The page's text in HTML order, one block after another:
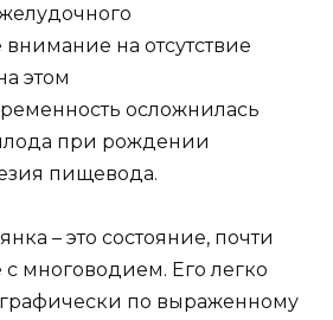
на отсутствие
этом
осложнилась
при рождении
пищевода.
– это состояние, почти
с многоводием. Его легко
по выраженному